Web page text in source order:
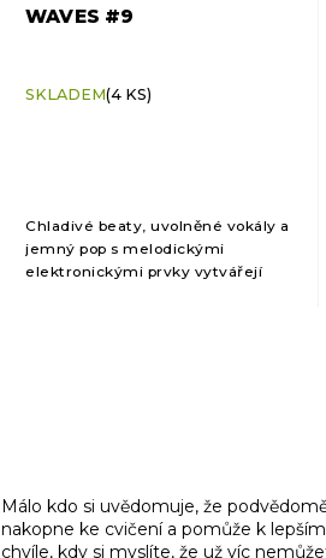
WAVES #9
SKLADEM(4 KS)
Chladivé beaty, uvolněné vokály a
jemný pop s melodickými
elektronickými prvky vytvářejí
Málo kdo si uvědomuje, že
nakopne ke cvičení a pomůže k
chvíle, kdy si myslíte, že už víc